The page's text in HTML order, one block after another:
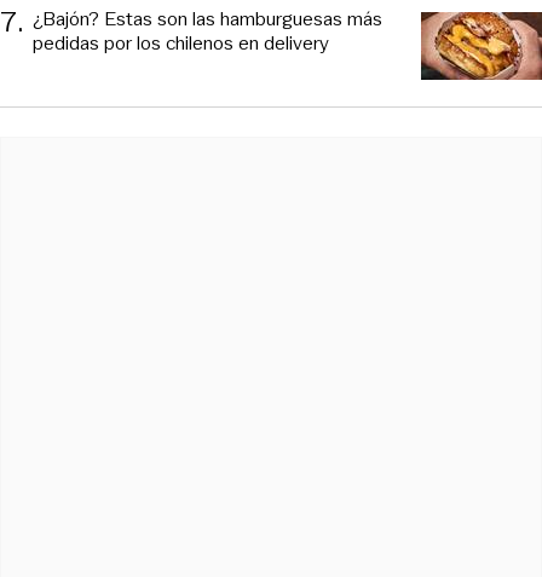
7. ¿Bajón? Estas son las hamburguesas más
pedidas por los chilenos en delivery